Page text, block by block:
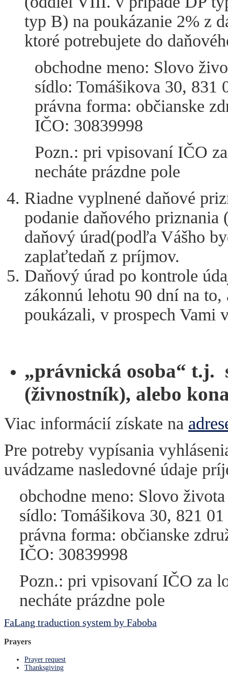
typ B) na poukázanie 2% z
ktoré potrebujete do
obchodne meno: Slovo
sídlo: Tomášikova 30, 831
právna forma: občianske
IČO: 30839998
Pozn.: pri vpisovaní IČO
necháte prázdne pole
Riadne vyplnené daňové
podanie daňového
daňový úrad(podľa Vášho
zaplaťtedaň z príjmov.
Daňový úrad po kontrole
zákonnú lehotu 90 dní na
poukázali, v prospech Vami
„právnická osoba“
(živnostník), alebo
Viac informácií získate na
Pre potreby vypísania
uvádzame nasledovné údaje
obchodne meno: Slovo
sídlo: Tomášikova 30, 821
právna forma: občianske
IČO: 30839998
Pozn.: pri vpisovaní IČO za
necháte prázdne pole
FaLang traduction system by Faboba
Prayers
Prayer request
Thanksgiving